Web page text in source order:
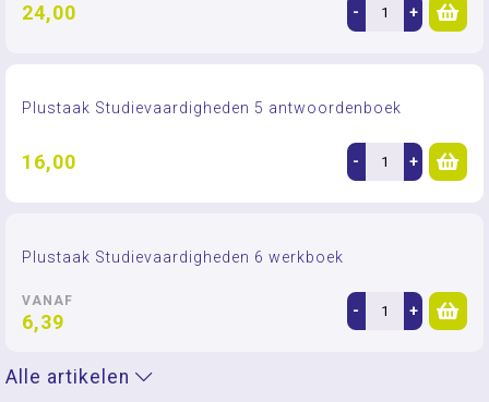
24,00 - +
Plustaak Studievaardigheden 5 antwoordenboek
16,00 - +
Plustaak Studievaardigheden 6 werkboek
VANAF
6,39 - +
Alle artikelen